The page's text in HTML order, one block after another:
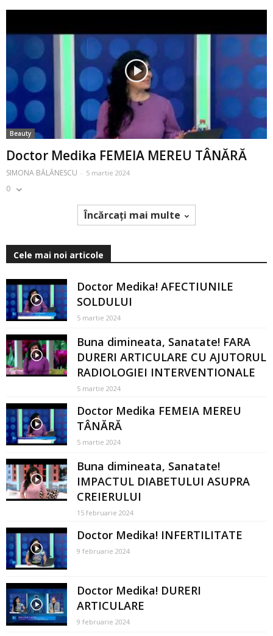
Beauty
Doctor Medika FEMEIA MEREU TÂNĂRĂ
SIMONA BĂLĂNESCU - 5 martie 2024
0
Încărcați mai multe
Cele mai noi articole
Doctor Medika! AFECTIUNILE
SOLDULUI
5 martie 2024
Buna dimineata, Sanatate! FARA
DURERI ARTICULARE CU AJUTORUL
RADIOLOGIEI INTERVENTIONALE
5 martie 2024
Doctor Medika FEMEIA MEREU
TÂNĂRĂ
5 martie 2024
Buna dimineata, Sanatate!
IMPACTUL DIABETULUI ASUPRA
CREIERULUI
15 februarie 2024
Doctor Medika! INFERTILITATE
9 februarie 2024
Doctor Medika! DURERI
ARTICULARE
9 februarie 2024